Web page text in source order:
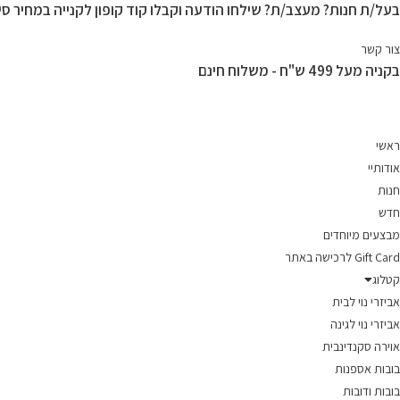
Skip
content
בעל/ת חנות? מעצב/ת? שילחו הודעה וקבלו קוד קופון לקנייה במחיר
צור קשר
בקניה מעל 499 ש"ח - משלוח חינם
ראשי
אודותיי
חנות
חדש
מבצעים מיוחדים
Gift Card לרכישה באתר
קטלוג
אביזרי נוי לבית
אביזרי נוי לגינה
אוירה סקנדינבית
בובות אספנות
בובות ודובות